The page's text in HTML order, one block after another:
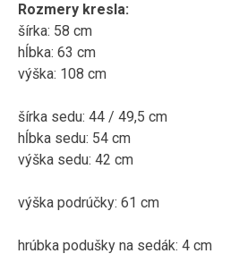
Rozmery kresla:
šírka: 58 cm
hĺbka: 63 cm
výška: 108 cm
šírka sedu: 44 / 49,5 cm
hĺbka sedu: 54 cm
výška sedu: 42 cm
výška podrúčky: 61 cm
hrúbka podušky na sedák: 4 cm